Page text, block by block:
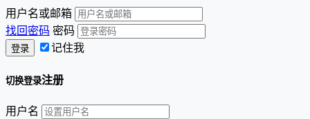
用户名或邮箱
找回密码 密码
记住我
切换登录注册
用户名